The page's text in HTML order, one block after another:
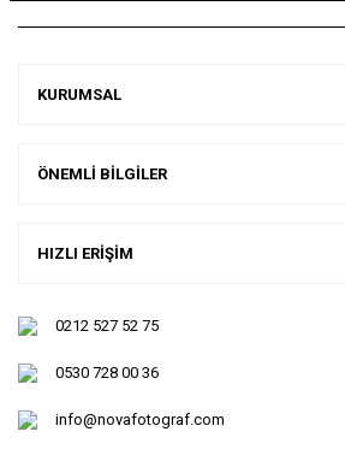
KURUMSAL
ÖNEMLİ BİLGİLER
HIZLI ERİŞİM
0212 527 52 75
0530 728 00 36
info@novafotograf.com